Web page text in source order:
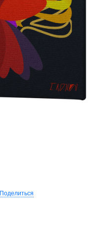
Поделиться